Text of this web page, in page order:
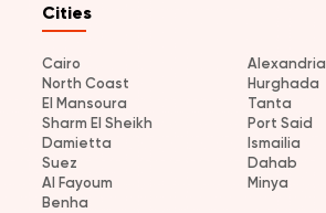
Cities
Cairo
Alexandria
North Coast
Hurghada
El Mansoura
Tanta
Sharm El Sheikh
Port Said
Damietta
Ismailia
Suez
Dahab
Al Fayoum
Minya
Benha